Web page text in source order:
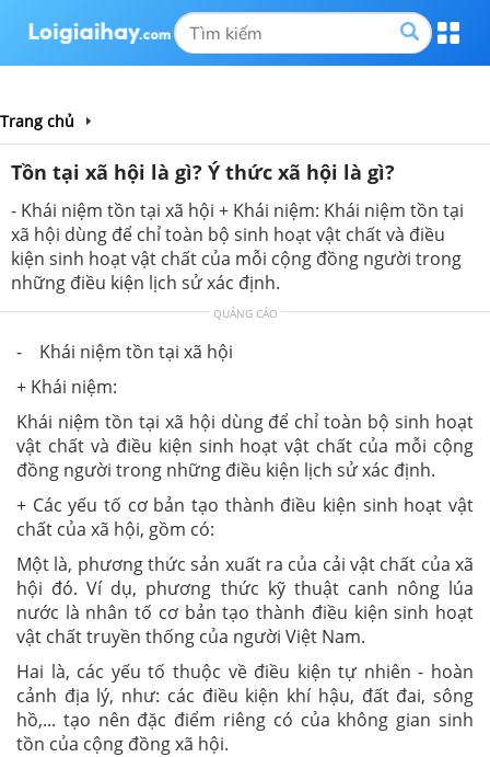
Trang chủ
Tồn tại xã hội là gì? Ý thức xã hội là gì?
- Khái niệm tồn tại xã hội + Khái niệm: Khái niệm tồn tại
xã hội dùng để chỉ toàn bộ sinh hoạt vật chất và điều
kiện sinh hoạt vật chất của mỗi cộng đồng người trong
những điều kiện lịch sử xác định.
QUẢNG CÁO
- Khái niệm tồn tại xã hội
+ Khái niệm:
Khái niệm tồn tại xã hội dùng để chỉ toàn bộ sinh hoạt
vật chất và điều kiện sinh hoạt vật chất của mỗi cộng
đồng người trong những điều kiện lịch sử xác định.
+ Các yếu tố cơ bản tạo thành điều kiện sinh hoạt vật
chất của xã hội, gồm có:
Một là, phương thức sản xuất ra của cải vật chất của xã
hội đó. Ví dụ, phương thức kỹ thuật canh nông lúa
nước là nhân tố cơ bản tạo thành điều kiện sinh hoạt
vật chất truyền thống của người Việt Nam.
Hai là, các yếu tố thuộc về điều kiện tự nhiên - hoàn
cảnh địa lý, như: các điều kiện khí hậu, đất đai, sông
hồ,... tạo nên đặc điểm riêng có của không gian sinh
tồn của cộng đồng xã hội.